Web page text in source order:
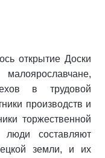
открытие Доски
в трудовой
производств и
торжественной
составляют
земли, и их